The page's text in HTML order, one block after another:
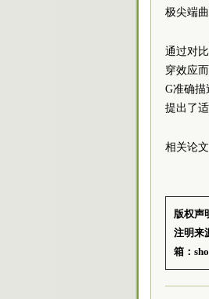
极尖端
通过对
穿效应
G准确描
提出了
相关论
版权声
注明来
箱：